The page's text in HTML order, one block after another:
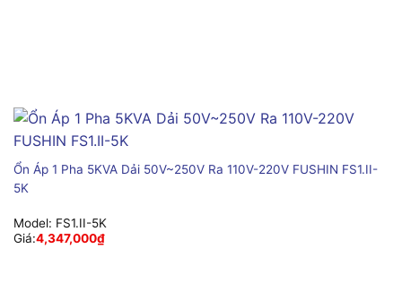
Ổn Áp 1 Pha 5KVA Dải 50V~250V Ra 110V-220V FUSHIN FS1.II-
5K
Model: FS1.II-5K
Giá:4,347,000₫